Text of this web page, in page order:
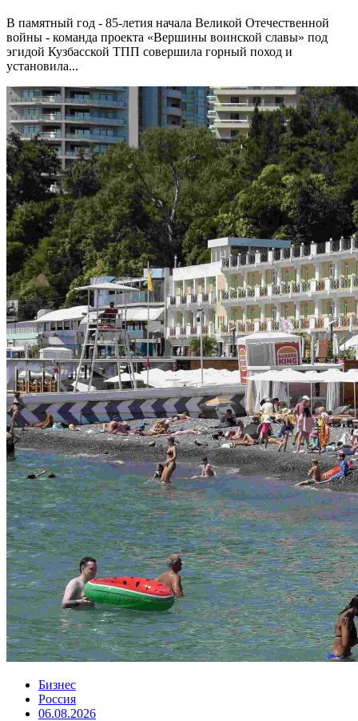
В памятный год - 85-летия начала Великой Отечественной
войны - команда проекта «Вершины воинской славы» под
эгидой Кузбасской ТПП совершила горный поход и
установила...
Бизнес
Россия
06.08.2026